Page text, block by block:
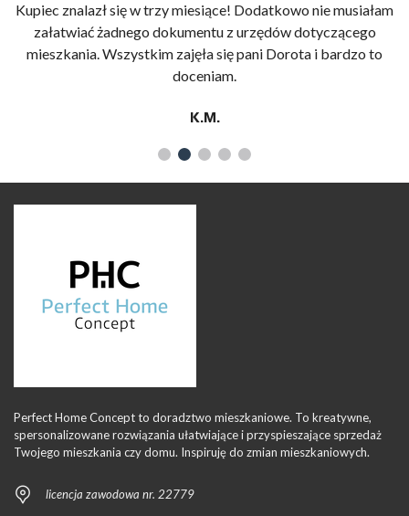
Kupiec znalazł się w trzy miesiące! Dodatkowo nie musiałam
załatwiać żadnego dokumentu z urzędów dotyczącego
mieszkania. Wszystkim zajęła się pani Dorota i bardzo to
doceniam.
K.M.
Perfect Home Concept to doradztwo mieszkaniowe. To kreatywne,
spersonalizowane rozwiązania ułatwiające i przyspieszające sprzedaż
Twojego mieszkania czy domu. Inspiruję do zmian mieszkaniowych.
licencja zawodowa nr. 22779